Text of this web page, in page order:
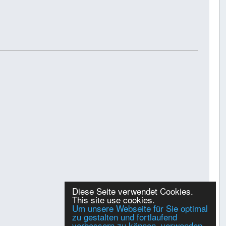
Diese Seite verwendet Cookies.
This site use cookies.
Um unsere Webseite für Sie optimal
zu gestalten und fortlaufendGespeichert